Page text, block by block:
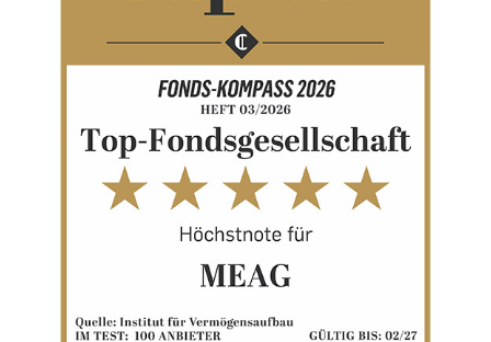
befolgen oder Zahlungen zu leisten, gehen Sie bitte
nicht darauf ein. Melden Sie bitte zweifelhafte
Aktivitäten aninfo@meag.com.